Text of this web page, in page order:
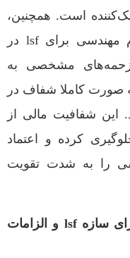
است. همچنین،
پیش‌برد فرآیند صدور تاییدیه نظام مهندسی برای lsf در
مشخصی به
صورت کاملا شفاف در
این شفافیت مالی از
کرده و اعتماد
را به شدت تقویت
بررسی قوانین شهرداری شیراز برای سازه lsf و الزامات